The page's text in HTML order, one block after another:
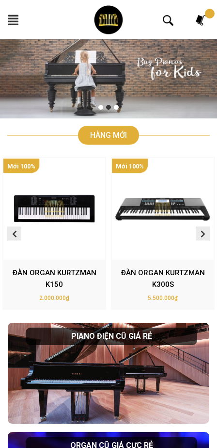
HÀNG MỚI
Mới 100%
ĐÀN ORGAN KURTZMAN
K150
2.000.000₫
Mới 100%
ĐÀN ORGAN KURTZMAN
K300S
5.500.000₫
PIANO ĐIỆN CŨ GIÁ RẺ
ORGAN CŨ GIÁ CỰC RẺ